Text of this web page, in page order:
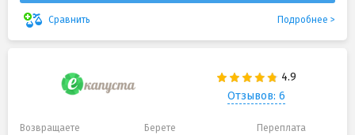
Сравнить Подробнее
Отзывов: 6
Возвращаете Берете Переплата